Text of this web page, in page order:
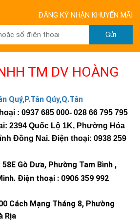
ĐĂNG KÝ NHẬN KHUYẾN MÃI
Gửi
TM DV HOÀNG
Quý,P.Tân Qúy,Q.Tân
: 0937 685 000- 028 66 795 795
2394 Quốc Lộ 1K, Phường Hóa
Đồng Nai. Điện thoại: 0938 259
58E Gò Dưa, Phường Tam Bình ,
. Điện thoại : 0906 359 992
Cách Mạng Tháng 8, Phường
Rịa